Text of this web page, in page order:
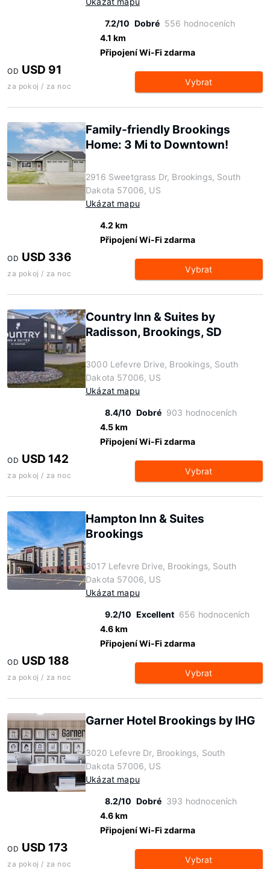
7.2/10 Dobré 556 hodnoceních
4.1 km
Připojení Wi-Fi zdarma
OD USD 91
za pokoj / za noc Vybrat
Family-friendly Brookings
Home: 3 Mi to Downtown!
2916 Sweetgrass Dr, Brookings, South
Dakota 57006, US
Ukázat mapu
4.2 km
Připojení Wi-Fi zdarma
OD USD 336
za pokoj / za noc Vybrat
Country Inn & Suites by
Radisson, Brookings, SD
3000 Lefevre Drive, Brookings, South
Dakota 57006, US
Ukázat mapu
8.4/10 Dobré 903 hodnoceních
4.5 km
Připojení Wi-Fi zdarma
OD USD 142
za pokoj / za noc Vybrat
Hampton Inn & Suites
Brookings
3017 Lefevre Drive, Brookings, South
Dakota 57006, US
Ukázat mapu
9.2/10 Excellent 656 hodnoceních
4.6 km
Připojení Wi-Fi zdarma
OD USD 188
za pokoj / za noc Vybrat
Garner Hotel Brookings by IHG
3020 Lefevre Dr, Brookings, South
Dakota 57006, US
Ukázat mapu
8.2/10 Dobré 393 hodnoceních
4.6 km
Připojení Wi-Fi zdarma
OD USD 173
za pokoj / za noc Vybrat